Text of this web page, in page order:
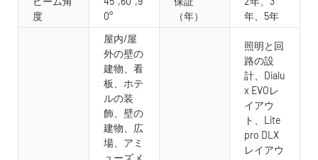
度
0°
（年）
年、5年
屋内/屋
外の壁の
建物、看
板、ホテ
ルの装
飾、壁の
建物、広
場、アミ
ューズメ
照明と回
路の設
計、Dialu
x EVOレ
イアウ
ト、Lite
pro DLX
レイアウ